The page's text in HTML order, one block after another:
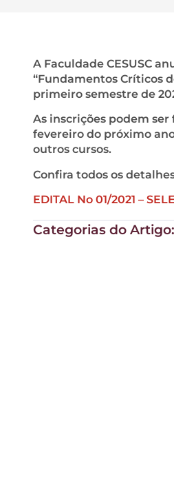
A Faculdade CESUSC
“Fundamentos Críticos
primeiro semestre de
As inscrições podem ser
fevereiro do próximo
outros cursos.
Confira todos os
EDITAL No 01/2021 –
Categorias do Artigo: